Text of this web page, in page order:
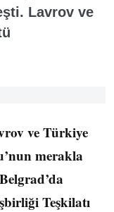
Lavrov ve
ve Türkiye
merakla
Teşkilatı